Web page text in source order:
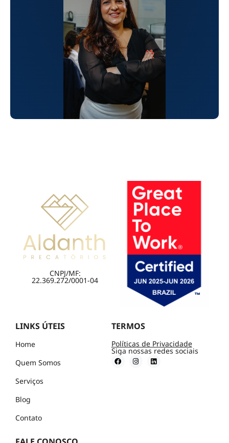
CNPJ/MF:
22.369.272/0001-04
LINKS ÚTEIS
Home
Quem Somos
Serviços
Blog
Contato
TERMOS
Políticas de Privacidade
Siga nossas redes sociais